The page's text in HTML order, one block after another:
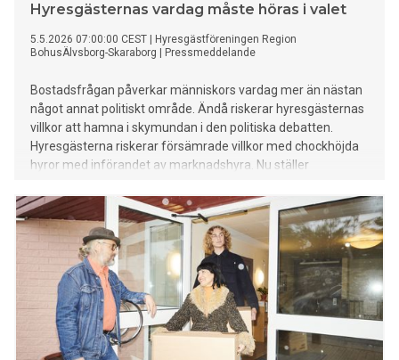
Hyresgästernas vardag måste höras i valet
5.5.2026 07:00:00 CEST
Hyresgästföreningen Region
BohusÄlvsborg-Skaraborg
Pressmeddelande
Bostadsfrågan påverkar människors vardag mer än nästan
något annat politiskt område. Ändå riskerar hyresgästernas
villkor att hamna i skymundan i den politiska debatten.
Hyresgästerna riskerar försämrade villkor med chockhöjda
hyror med införandet av marknadshyra. Nu ställer
på politikerna inför valet.